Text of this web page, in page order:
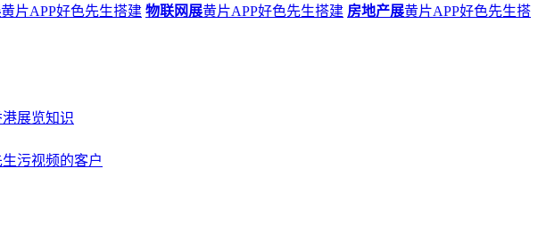
黄片APP好色先生搭建 物联网展黄片APP好色先生搭建 房地产展黄片APP好色先生搭
港展览知识
污视频的客户